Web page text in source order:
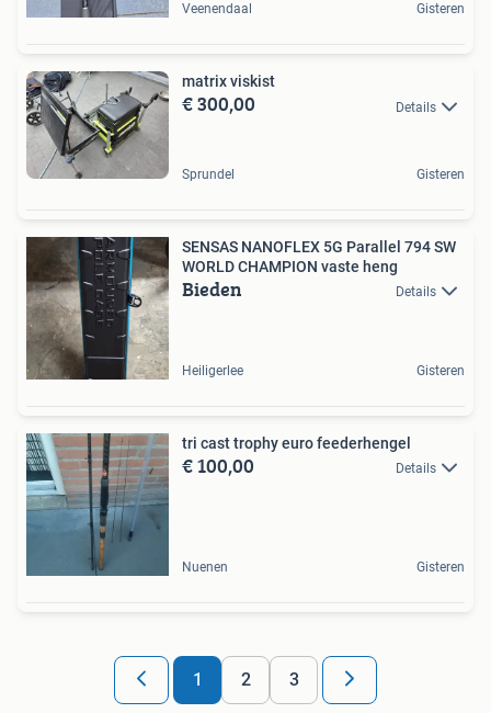
Veenendaal Gisteren
matrix viskist
€ 300,00 Details
Sprundel Gisteren
SENSAS NANOFLEX 5G Parallel 794 SW
WORLD CHAMPION vaste heng
Bieden Details
Heiligerlee Gisteren
tri cast trophy euro feederhengel
€ 100,00 Details
Nuenen Gisteren
1 2 3